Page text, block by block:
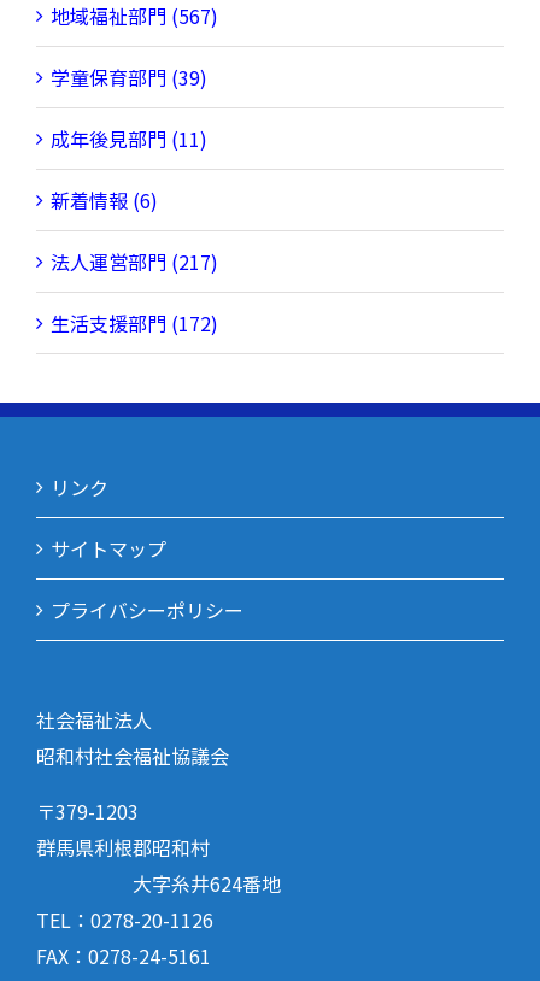
地域福祉部門 (567)
学童保育部門 (39)
成年後見部門 (11)
新着情報 (6)
法人運営部門 (217)
生活支援部門 (172)
リンク
サイトマップ
プライバシーポリシー
社会福祉法人
昭和村社会福祉協議会
〒379-1203
群馬県利根郡昭和村
大字糸井624番地
TEL：0278-20-1126
FAX：0278-24-5161